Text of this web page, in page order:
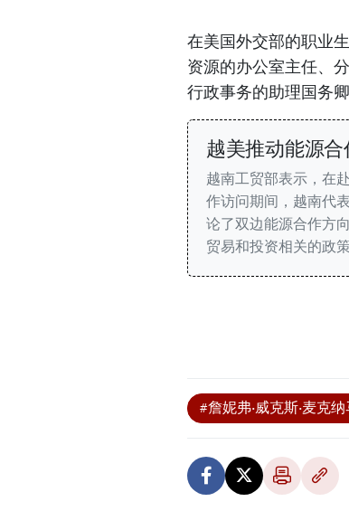
在美国外交部的职业
资源的办公室主任、
行政事务的助理国务
越美推动能源
越南工贸部表示，在
作访问期间，越南代
论了双边能源合作方
贸易和投资相关的政策
#詹妮弗·威克斯·麦克